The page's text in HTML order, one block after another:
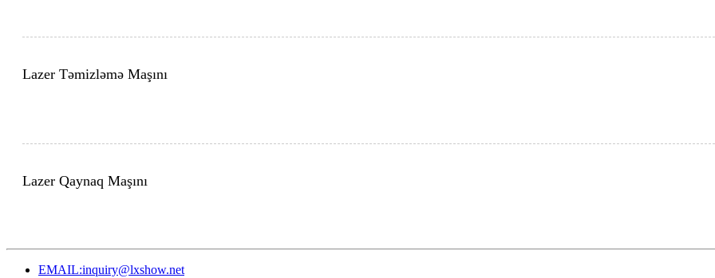
Lazer Təmizləmə Maşını
Lazer Qaynaq Maşını
EMAIL:inquiry@lxshow.net